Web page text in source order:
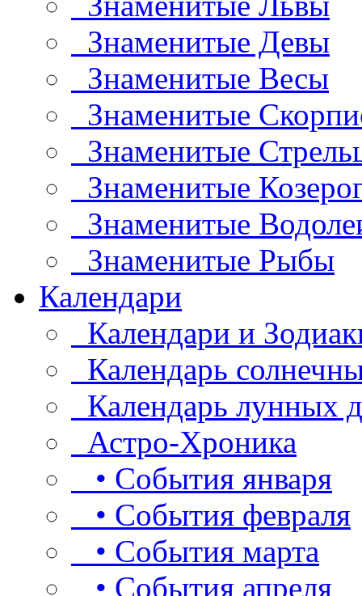
Знаменитые Девы
Знаменитые Весы
Знаменитые
Знаменитые
Знаменитые
Знаменитые
Знаменитые Рыбы
Календари
Календари и
Календарь
Календарь лунных
Астро-Хроника
• События января
• События февраля
• События марта
• События апреля